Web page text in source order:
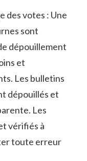
des votes : Une
sont
dépouillement
et
Les bulletins
dépouillés et
Les
vérifiés à
toute erreur